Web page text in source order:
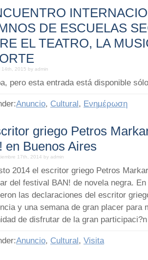
DE ESCUELAS
EL TEATRO, LA
14th, 2015 by admin
pero esta entrada está disponible
Anuncio, Cultural, Ενημέρωση
griego Petros
en Buenos Aires
17th, 2014 by admin
2014 el escritor griego Petros
del festival BAN! de novela negra.
las declaraciones del escritor
y una semana de gran placer para
de disfrutar de la gran
Anuncio, Cultural, Visita